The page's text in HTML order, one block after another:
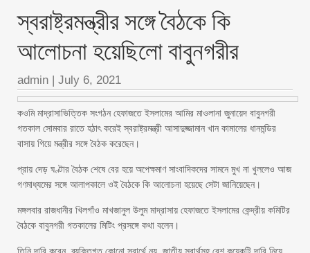
স্বরাষ্ট্রমন্ত্রীর সঙ্গে বৈঠকে কি
আলোচনা হয়েছিলো বাবুনগরীর
admin | July 6, 2021
কওমি মাদ্রাসাভিত্তিক সংগঠন হেফাজতে ইসলামের আমির মাওলানা জুনায়েদ বাবুনগরী
গতকাল সোমবার রাতে হঠাৎ করেই স্বরাষ্ট্রমন্ত্রী আসাদুজ্জামান খান কামালের ধানমন্ডির
বাসায় গিয়ে মন্ত্রীর সঙ্গে বৈঠক করেছেন।
প্রায় দেড় ঘণ্টার বৈঠক শেষে বের হয়ে অপেক্ষমাণ সাংবাদিকদের সামনে মুখ না খুললেও আজ
গণমাধ্যমের সঙ্গে আলাপকালে ওই বৈঠকে কি আলোচনা হয়েছে সেটা জানিয়েছেন।
মঙ্গলবার রাজধানীর খিলগাঁও মাখজানুল উলুম মাদ্রাসায় হেফাজতে ইসলামের কেন্দ্রীয় কমিটির
বৈঠকে বাবুনগরী গতকালের মিটিং প্রসঙ্গে কথা বলেন।